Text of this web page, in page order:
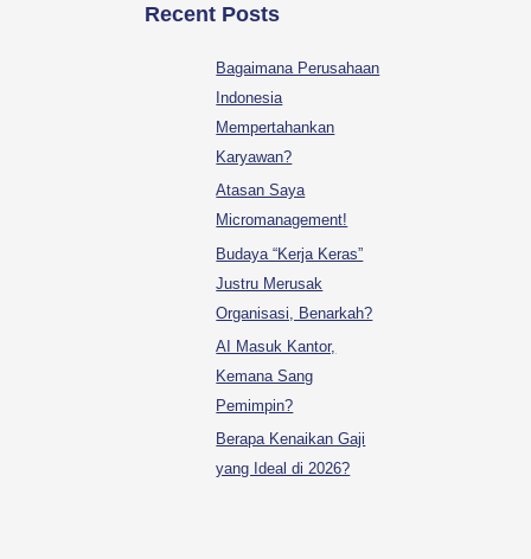
Recent Posts
Bagaimana Perusahaan
Indonesia
Mempertahankan
Karyawan?
Atasan Saya
Micromanagement!
Budaya “Kerja Keras”
Justru Merusak
Organisasi, Benarkah?
AI Masuk Kantor,
Kemana Sang
Pemimpin?
Berapa Kenaikan Gaji
yang Ideal di 2026?